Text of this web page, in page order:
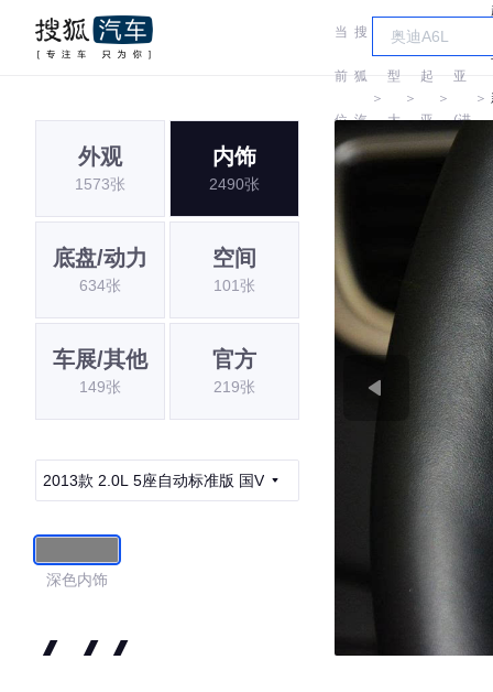
当
前
位
置:
搜
狐
汽
车
＞
车
型
大
＞
起
亚
＞
亚
(进
＞
外观
1573张
内饰
2490张
底盘/动力
634张
空间
101张
车展/其他
149张
官方
219张
2013款 2.0L 5座自动标准版 国V
深色内饰
4.44